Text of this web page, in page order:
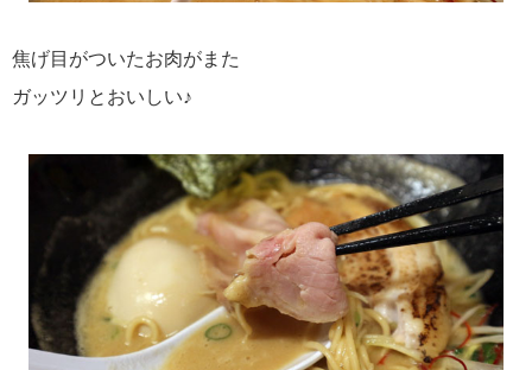
焦げ目がついたお肉がまた
ガッツリとおいしい♪